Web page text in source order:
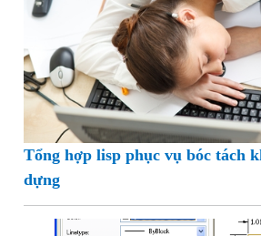
Tổng hợp lisp phục vụ bóc tách
dựng